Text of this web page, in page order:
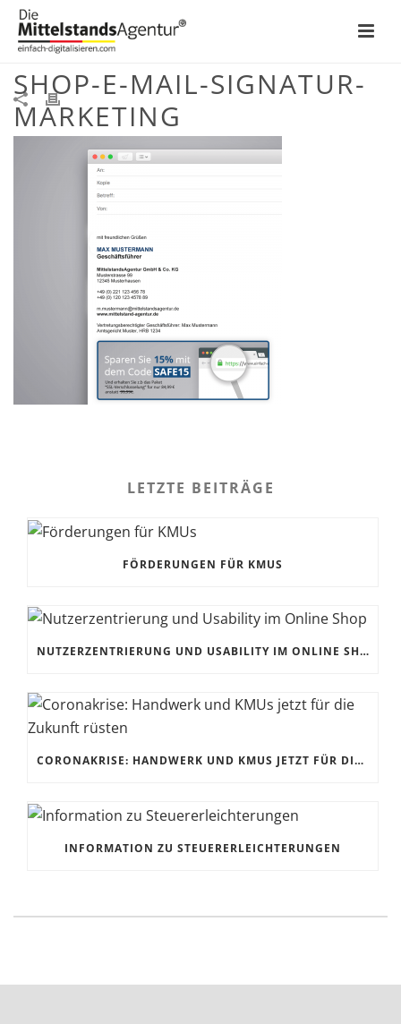
MITTELSTANDSAGENTUR-
SHOP-E-MAIL-SIGNATUR-
MARKETING
LETZTE BEITRÄGE
FÖRDERUNGEN FÜR KMUS
NUTZERZENTRIERUNG UND USABILITY IM ONLINE SHOP
CORONAKRISE: HANDWERK UND KMUS JETZT FÜR DIE ZUKUNFT RÜSTEN
INFORMATION ZU STEUERERLEICHTERUNGEN